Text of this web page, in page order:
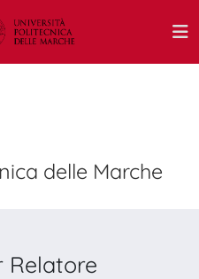
delle Marche
Relatore